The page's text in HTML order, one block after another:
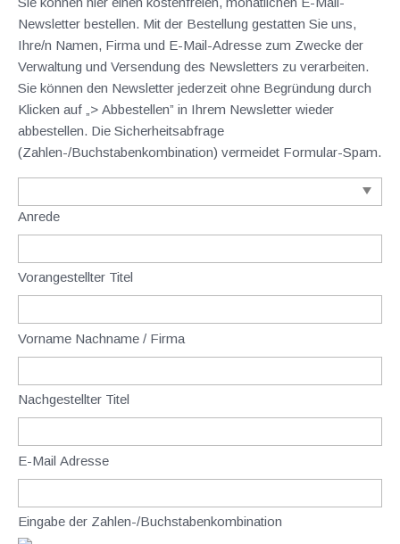
Newsletter bestellen. Mit der Bestellung gestatten Sie uns,
Ihre/n Namen, Firma und E-Mail-Adresse zum Zwecke der
Verwaltung und Versendung des Newsletters zu verarbeiten.
Sie können den Newsletter jederzeit ohne Begründung durch
Klicken auf „> Abbestellen” in Ihrem Newsletter wieder
abbestellen. Die Sicherheitsabfrage
(Zahlen-/Buchstabenkombination) vermeidet Formular-Spam.
Anrede
Vorangestellter Titel
Vorname Nachname / Firma
Nachgestellter Titel
E-Mail Adresse
Eingabe der Zahlen-/Buchstabenkombination